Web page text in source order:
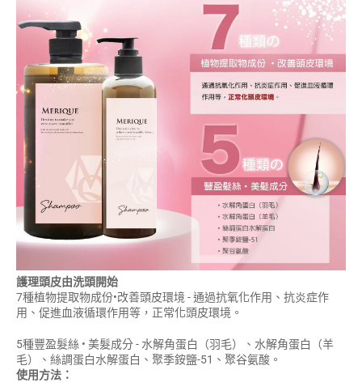
護理頭皮由洗頭開始
7種植物提取物成份•改善頭皮環境 -通過抗氧化作用、抗炎症作
用、促進血液循環作用等，正常化頭皮環境。
5種豐盈髮絲 • 美髮成分 -水解角蛋白（羽毛）、 水解角蛋白（羊
毛）、 絲調蛋白水解蛋白、 聚季銨鹽-51 、 聚谷氨酸。
使用方法：